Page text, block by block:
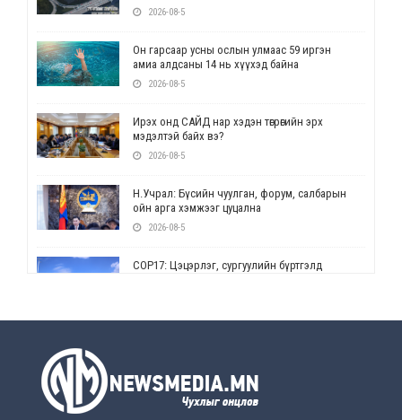
2026-08-5
Он гарсаар усны ослын улмаас 59 иргэн
амиа алдсаны 14 нь хүүхэд байна
2026-08-5
Ирэх онд САЙД нар хэдэн төгрөгийн эрх
мэдэлтэй байх вэ?
2026-08-5
Н.Учрал: Бүсийн чуулган, форум, салбарын
ойн арга хэмжээг цуцална
2026-08-5
СОР17: Цэцэрлэг, сургуулийн бүртгэлд
2026-08-5